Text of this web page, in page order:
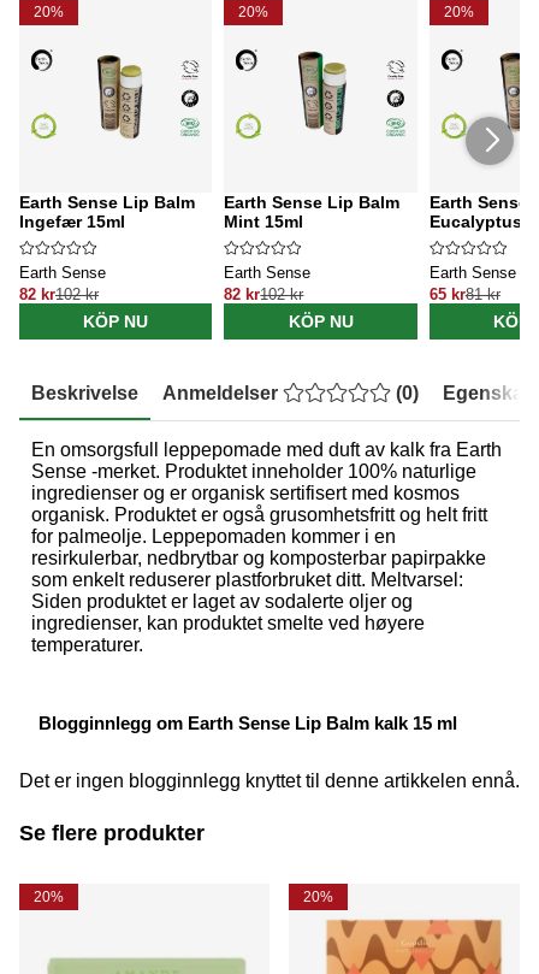
20%
Earth Sense Lip Balm
Ingefær 15ml
Earth Sense
82 kr102 kr
KÖP NU
20%
Earth Sense Lip Balm
Mint 15ml
Earth Sense
82 kr102 kr
KÖP NU
20%
Earth Sense
Eucalyptus
Earth Sense
65 kr81 kr
KÖP
Beskrivelse Anmeldelser (0)
En omsorgsfull leppepomade med duft av kalk fra Earth
Sense -merket. Produktet inneholder 100% naturlige
ingredienser og er organisk sertifisert med kosmos
organisk. Produktet er også grusomhetsfritt og helt fritt
for palmeolje. Leppepomaden kommer i en
resirkulerbar, nedbrytbar og komposterbar papirpakke
som enkelt reduserer plastforbruket ditt. Meltvarsel:
Siden produktet er laget av sodalerte oljer og
ingredienser, kan produktet smelte ved høyere
temperaturer.
Blogginnlegg om Earth Sense Lip Balm kalk 15 ml
Det er ingen blogginnlegg knyttet til denne artikkelen ennå.
Se flere produkter
20% 20%